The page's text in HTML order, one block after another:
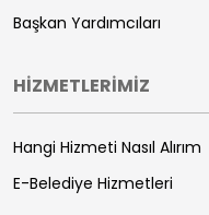
Başkan Yardımcıları
HİZMETLERİMİZ
Hangi Hizmeti Nasıl Alırım
E-Belediye Hizmetleri